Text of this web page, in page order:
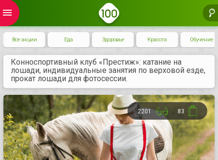
menu
Все акции Еда Здоровье Красота Обучение
Конноспортивный клуб «Престиж»: катание на
лошади, индивидуальные занятия по верховой езде,
прокат лошади для фотосессии.
2201 83